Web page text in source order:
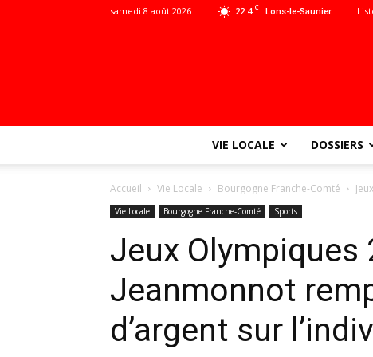
22.4 C Lons-le-Saunier
samedi 8 août 2026
VIE LOCALE DOSSIERS
Accueil Vie Locale Bourgogne Franche-Comté
Vie Locale Bourgogne Franche-Comté Sports
Jeux Olympiques
Jeanmonnot
d’argent sur